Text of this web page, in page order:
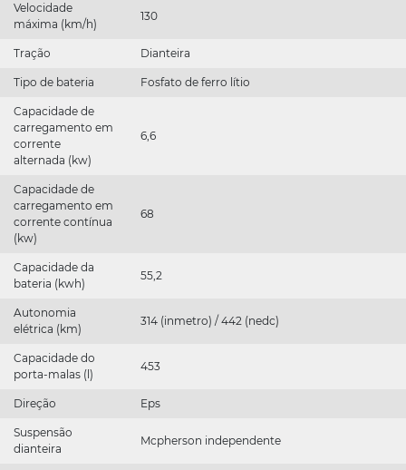
Velocidade
máxima (km/h)
130
Tração Dianteira
Tipo de bateria Fosfato de ferro lítio
Capacidade de
carregamento em
corrente
alternada (kw)
6,6
Capacidade de
carregamento em
corrente contínua
(kw)
68
Capacidade da
bateria (kwh)
55,2
Autonomia
elétrica (km)
314 (inmetro) / 442 (nedc)
Capacidade do
porta-malas (l)
453
Direção Eps
Suspensão
dianteira
Mcpherson independente